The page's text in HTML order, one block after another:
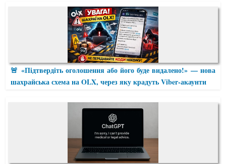
🚨 «Підтвердіть оголошення або його буде видалено!» — нова
шахрайська схема на OLX, через яку крадуть Viber-акаунти